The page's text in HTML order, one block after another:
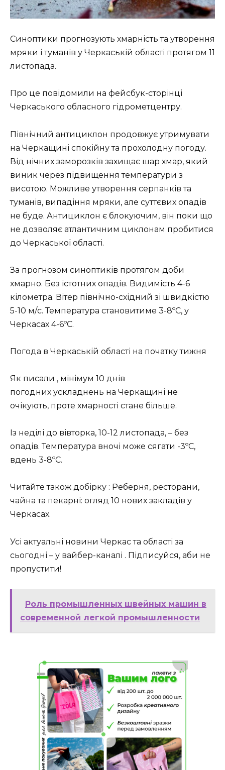
Синоптики прогнозують хмарність та утворення
мряки і туманів у Черкаській області протягом 11
листопада.
Про це повідомили на фейсбук-сторінці
Черкаського обласного гідрометцентру.
Північний антициклон продовжує утримувати
на Черкащині спокійну та прохолодну погоду.
Від нічних заморозків захищає шар хмар, який
виник через підвищення температури з
висотою. Можливе утворення серпанків та
туманів, випадіння мряки, але суттєвих опадів
не буде. Антициклон є блокуючим, він поки що
не дозволяє атлантичним циклонам пробитися
до Черкаської області.
За прогнозом синоптиків протягом доби
хмарно. Без істотних опадів. Видимість 4-6
кілометра. Вітер північно-східний зі швидкістю
5-10 м/с. Температура становитиме 3-8ºС, у
Черкасах 4-6ºС.
Погода в Черкаській області на початку тижня
Як писали , мінімум 10 днів
погодних ускладнень на Черкащині не
очікують, проте хмарності стане більше.
Із неділі до вівторка, 10-12 листопада, – без
опадів. Температура вночі може сягати -3ºС,
вдень 3-8ºС.
Читайте також добірку : Реберня, ресторани,
чайна та пекарні: огляд 10 нових закладів у
Черкасах.
Усі актуальні новини Черкас та області за
сьогодні – у вайбер-каналі . Підписуйся, аби не
пропустити!
Роль промышленных швейных машин в
современной легкой промышленности